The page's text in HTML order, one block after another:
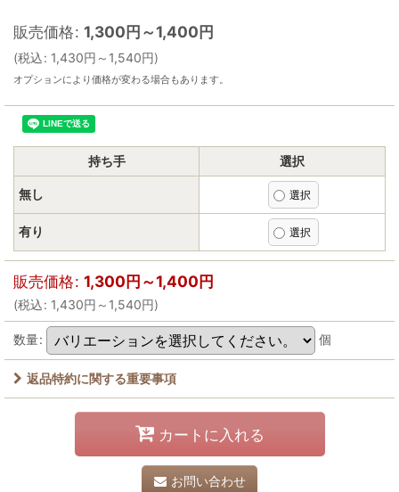
販売価格: 1,300円～1,400円
(税込: 1,430円 ～1,540円)
オプションにより価格が変わる場合もあります。
持ち手 選択
無し
有り
販売価格: 1,300円～1,400円
(税込: 1,430円 ～1,540円)
数量: 個
返品特約に関する重要事項
カートに入れる
お問い合わせ